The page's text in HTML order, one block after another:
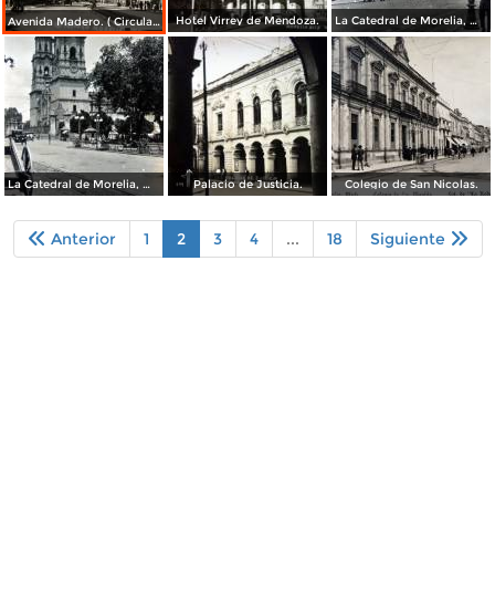
Avenida Madero. ( Circulada el 19 de Marzo de 1922 ). Hotel Virrey de Mendoza. La Catedral de Morelia, Michoacán.
La Catedral de Morelia, Michoacán. Palacio de Justicia. Colegio de San Nicolas.
Anterior 1 2 3 4 ... 18 Siguiente